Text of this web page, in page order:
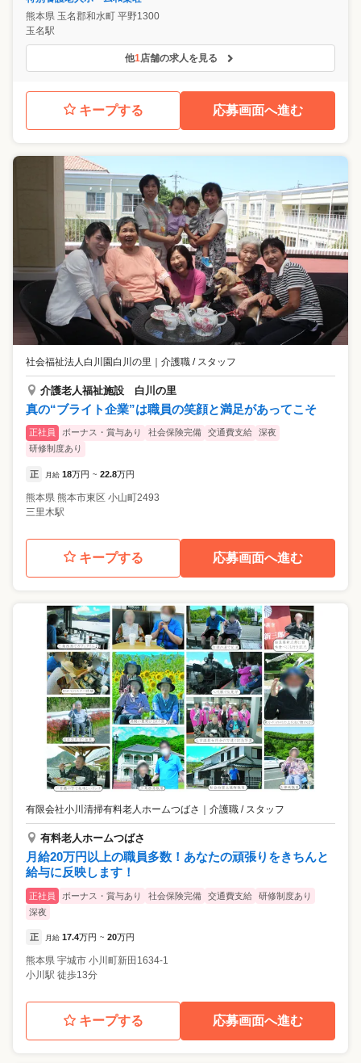
熊本県 玉名郡和水町 平野1300
玉名駅
他1店舗の求人を見る
キープする 応募画面へ進む
社会福祉法人白川園白川の里 ｜ 介護職 / スタッフ
介護老人福祉施設 白川の里
真の“ブライト企業”は職員の笑顔と満足があってこそ
正社員 ボーナス・賞与あり 社会保険完備 交通費支給
深夜
研修制度あり
正 月給 18万円 ~ 22.8万円
熊本県 熊本市東区 小山町2493
三里木駅
キープする 応募画面へ進む
有限会社小川清掃有料老人ホームつばさ 介護職 / スタッフ
有料老人ホームつばさ
月給20万円以上の職員多数！あなたの頑張りをきちんと
給与に反映します！
正社員 ボーナス・賞与あり 社会保険完備 交通費支給
研修制度あり
深夜
正 月給 17.4万円 ~ 20万円
熊本県 宇城市 小川町新田1634-1
小川駅 徒歩13分
キープする 応募画面へ進む